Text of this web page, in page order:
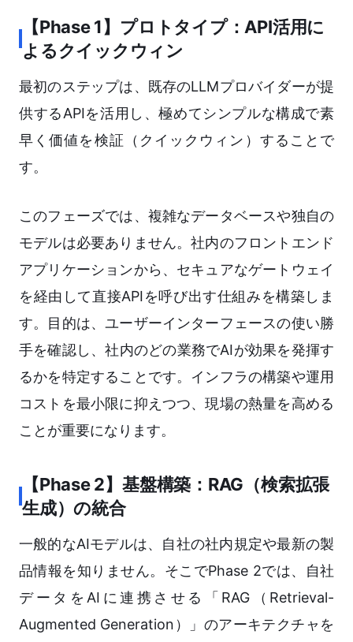
【Phase 1】プロトタイプ：API活用に
よるクイックウィン
最初のステップは、既存のLLMプロバイダーが提
供するAPIを活用し、極めてシンプルな構成で素
早く価値を検証（クイックウィン）することで
す。
このフェーズでは、複雑なデータベースや独自の
モデルは必要ありません。社内のフロントエンド
アプリケーションから、セキュアなゲートウェイ
を経由して直接APIを呼び出す仕組みを構築しま
す。目的は、ユーザーインターフェースの使い勝
手を確認し、社内のどの業務でAIが効果を発揮す
るかを特定することです。インフラの構築や運用
コストを最小限に抑えつつ、現場の熱量を高める
ことが重要になります。
【Phase 2】基盤構築：RAG（検索拡張
生成）の統合
一般的なAIモデルは、自社の社内規定や最新の製
品情報を知りません。そこでPhase 2では、自社
データをAIに連携させる「RAG（Retrieval-
Augmented Generation）」のアーキテクチャを